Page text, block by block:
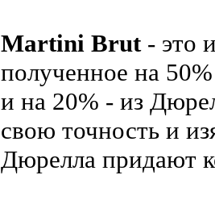
Martini Brut- это
полученное на
и на 20% - из
свою точность и
Дюрелла придают